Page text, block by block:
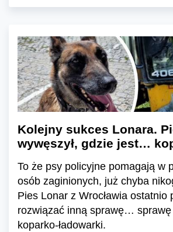
Kolejny sukces Lonara.
wywęszył, gdzie jest…
To że psy policyjne pomagają w
osób zaginionych, już chyba
Pies Lonar z Wrocławia ostatnio
rozwiązać inną sprawę… sprawę
koparko-ładowarki.